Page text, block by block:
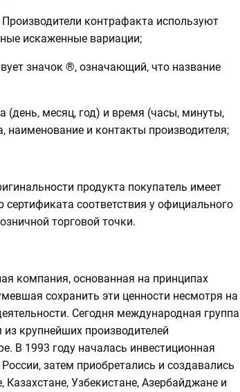
Производители контрафакта используют
искаженные вариации;
значок ®, означающий, что название
(день, месяц, год) и время (часы, минуты,
наименование и контакты производителя;
продукта покупатель имеет
соответствия у официального
торговой точки.
компания, основанная на принципах
сохранить эти ценности несмотря на
Сегодня международная группа
крупнейших производителей
В 1993 году началась инвестиционная
затем приобретались и создавались
Казахстане, Узбекистане, Азербайджане и